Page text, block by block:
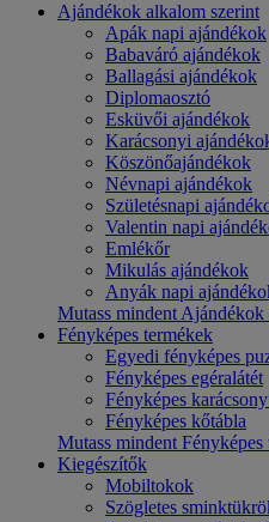
Ajándékok alkalom szerint
Apák napi ajándékok
Babaváró ajándékok
Ballagási ajándékok
Diplomaosztó
Esküvői ajándékok
Karácsonyi
Köszönőajándékok
Névnapi ajándékok
Születésnapi
Valentin napi
Emlékőr
Mikulás ajándékok
Anyák napi
Mutass mindent
Fényképes termékek
Egyedi fényképes
Fényképes egéralátét
Fényképes
Fényképes kőtábla
Mutass mindent Fényképes
Kiegészítők
Mobiltokok
Szögletes